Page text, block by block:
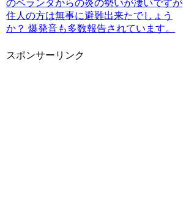
のベランダからの炎の勢いが凄いですが
住人の方は無事に避難出来たでしょう
か？ 爆発音も多数報告されています。
スポンサーリンク